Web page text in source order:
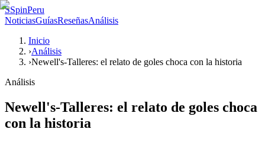
SSpinPeru
NoticiasGuíasReseñasAnálisis
Inicio
›Análisis
›Newell's-Talleres: el relato de goles choca con la historia
Análisis
Newell's-Talleres: el relato de goles choca
con la historia